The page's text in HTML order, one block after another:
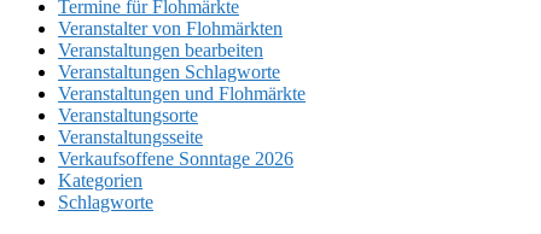
Termine für Flohmärkte
Veranstalter von Flohmärkten
Veranstaltungen bearbeiten
Veranstaltungen Schlagworte
Veranstaltungen und Flohmärkte
Veranstaltungsorte
Veranstaltungsseite
Verkaufsoffene Sonntage 2026
Kategorien
Schlagworte